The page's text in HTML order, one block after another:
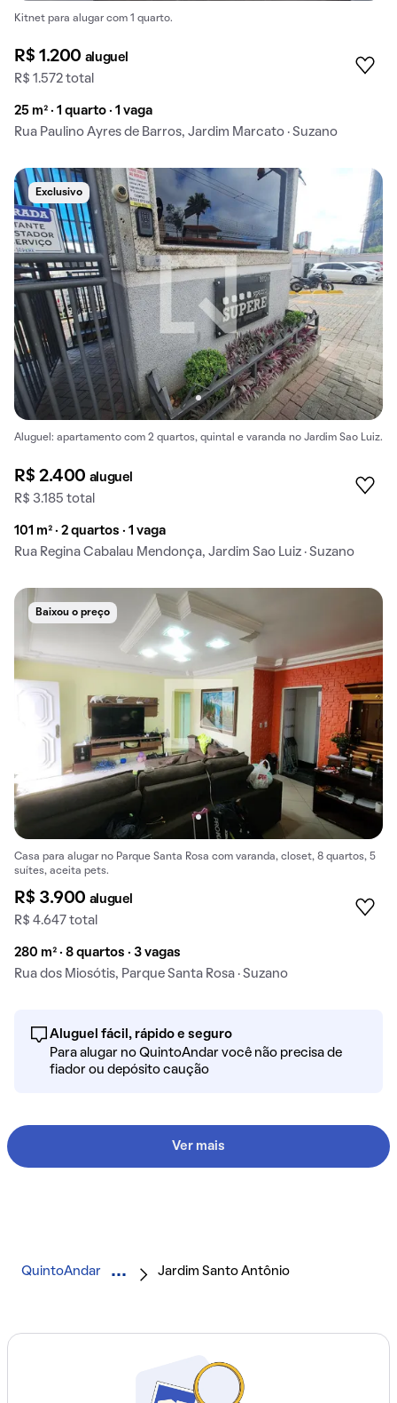
Kitnet para alugar com 1 quarto.
R$ 1.200 aluguel
R$ 1.572 total
25 m² · 1 quarto · 1 vaga
Rua Paulino Ayres de Barros, Jardim Marcato · Suzano
Exclusivo
Aluguel: apartamento com 2 quartos, quintal e varanda no Jardim Sao Luiz.
R$ 2.400 aluguel
R$ 3.185 total
101 m² · 2 quartos · 1 vaga
Rua Regina Cabalau Mendonça, Jardim Sao Luiz · Suzano
Baixou o preço
Casa para alugar no Parque Santa Rosa com varanda, closet, 8 quartos, 5
suítes, aceita pets.
R$ 3.900 aluguel
R$ 4.647 total
280 m² · 8 quartos · 3 vagas
Rua dos Miosótis, Parque Santa Rosa · Suzano
Aluguel fácil, rápido e seguro
Para alugar no QuintoAndar você não precisa de
fiador ou depósito caução
Ver mais
QuintoAndar Jardim Santo Antônio